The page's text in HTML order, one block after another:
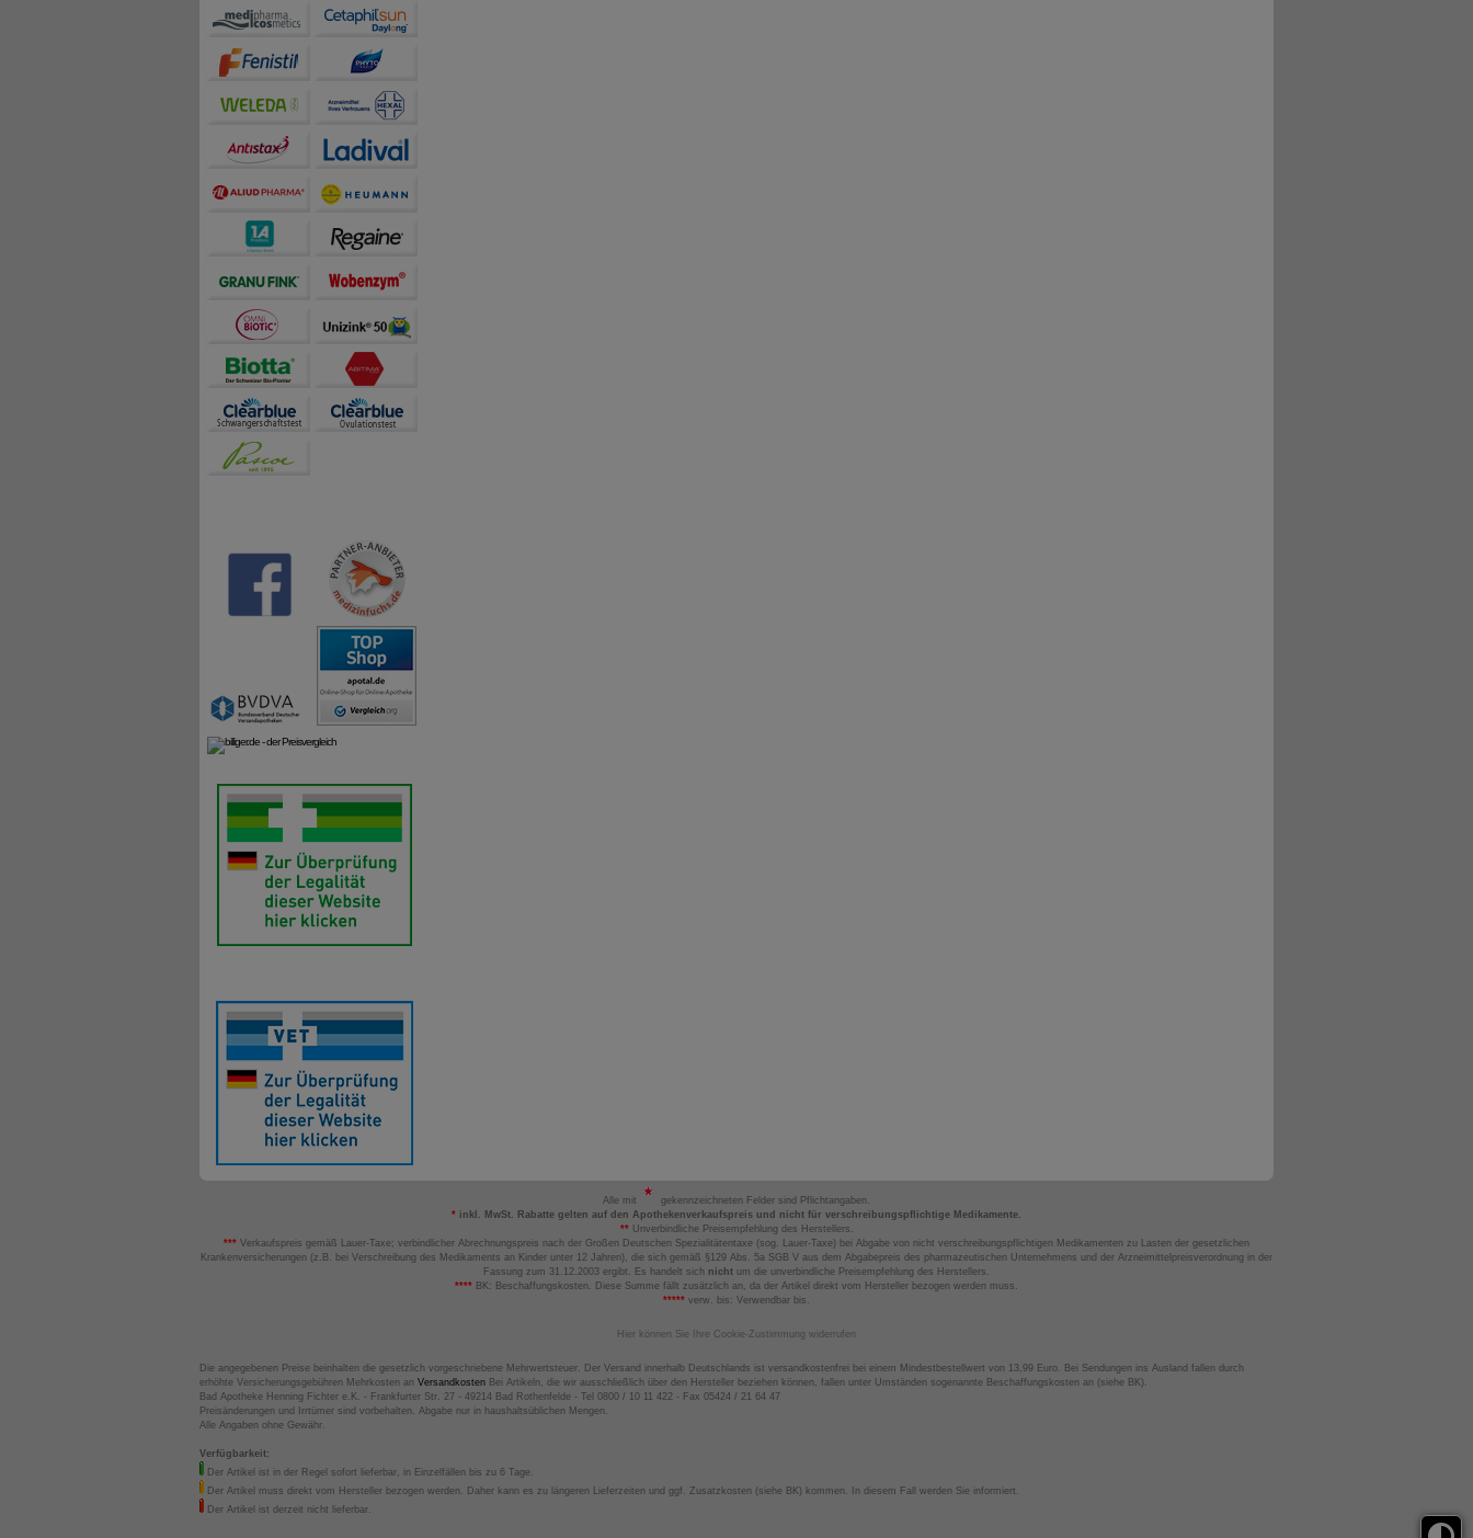
Alle mit
gekennzeichneten Felder sind Pflichtangaben.
* inkl. MwSt. Rabatte gelten auf den Apothekenverkaufspreis und nicht für verschreibungspflichtige Medikamente.
**Unverbindliche Preisempfehlung des Herstellers.
*** Verkaufspreis gemäß Lauer-Taxe; verbindlicher Abrechnungspreis nach der Großen Deutschen Spezialitätentaxe (sog. Lauer-Taxe) bei Abgabe von nicht verschreibungspflichtigen Medikamenten zu Lasten der gesetzlichen
Krankenversicherungen (z.B. bei Verschreibung des Medikaments an Kinder unter 12 Jahren), die sich gemäß §129 Abs. 5a SGB V aus dem Abgabepreis des pharmazeutischen Unternehmens und der Arzneimittelpreisverordnung in der
Fassung zum 31.12.2003 ergibt. Es handelt sich nicht um die unverbindliche Preisempfehlung des Herstellers.
**** BK: Beschaffungskosten. Diese Summe fällt zusätzlich an, da der Artikel direkt vom Hersteller bezogen werden muss.
***** verw. bis: Verwendbar bis.
Hier können Sie Ihre Cookie-Zustimmung widerrufen
Die angegebenen Preise beinhalten die gesetzlich vorgeschriebene Mehrwertsteuer. Der Versand innerhalb Deutschlands ist versandkostenfrei bei einem Mindestbestellwert von 13,99 Euro. Bei Sendungen ins Ausland fallen durch
erhöhte Versicherungsgebühren Mehrkosten an Versandkosten Bei Artikeln, die wir ausschließlich über den Hersteller beziehen können, fallen unter Umständen sogenannte Beschaffungskosten an (siehe BK).
Bad Apotheke Henning Fichter e.K. - Frankfurter Str. 27 - 49214 Bad Rothenfelde - Tel 0800 / 10 11 422 - Fax 05424 / 21 64 47
Preisänderungen und Irrtümer sind vorbehalten. Abgabe nur in haushaltsüblichen Mengen.
Alle Angaben ohne Gewähr.
Verfügbarkeit:
Der Artikel ist in der Regel sofort lieferbar, in Einzelfällen bis zu 6 Tage.
Der Artikel muss direkt vom Hersteller bezogen werden. Daher kann es zu längeren Lieferzeiten und ggf. Zusatzkosten (siehe BK) kommen. In diesem Fall werden Sie informiert.
Der Artikel ist derzeit nicht lieferbar.